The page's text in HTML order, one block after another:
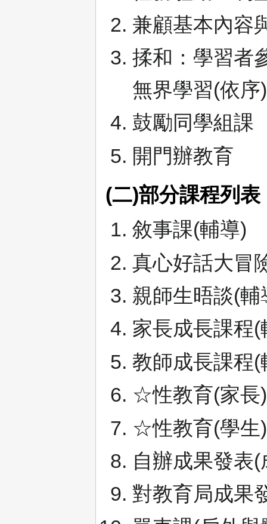
兼顧基本內容
揉和：學習者
無界學習(依序)
鼓勵同學組課
開門辦教育
(二)部分課程列表
敘事課(輔導)
真心好話大冒
親師生晤談(輔
家長成長課程(
教師成長課程(
☆性教育(家長
☆性教育(學生
自辦成果發表
對教育局成果